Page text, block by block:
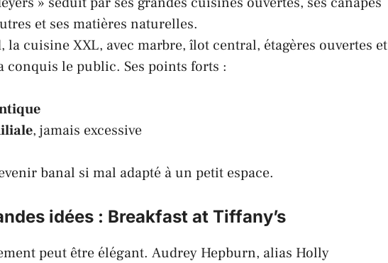
et ses matières naturelles.
, la cuisine XXL, avec marbre, îlot central, étagères ouvertes et
conquis le public. Ses points forts :
, jamais excessive
banal si mal adapté à un petit espace.
idées : Breakfast at Tiffany’s
peut être élégant. Audrey Hepburn, alias Holly